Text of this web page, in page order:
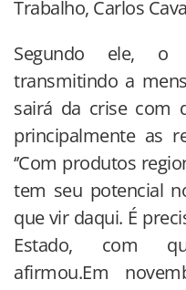
Trabalho, Carlos
Segundo ele, o
transmitindo a
sairá da crise com
principalmente as
‘’Com produtos
tem seu potencial
que vir daqui. É
Estado, com
afirmou.Em